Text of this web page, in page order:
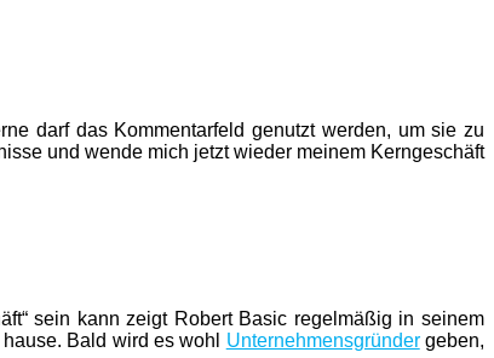
darf das Kommentarfeld genutzt werden, um sie zu
und wende mich jetzt wieder meinem Kerngeschäft
sein kann zeigt Robert Basic regelmäßig in seinem
Bald wird es wohl Unternehmensgründergeben,